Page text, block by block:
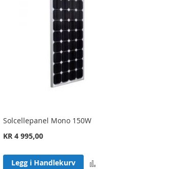
Solcellepanel Mono 150W
KR 4 995,00
Legg i Handlekurv